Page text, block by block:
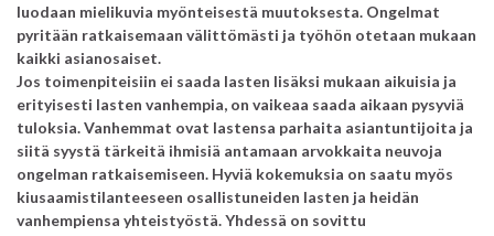
luodaan mielikuvia myönteisestä muutoksesta. Ongelmat
pyritään ratkaisemaan välittömästi ja työhön otetaan mukaan
kaikki asianosaiset.
Jos toimenpiteisiin ei saada lasten lisäksi mukaan aikuisia ja
erityisesti lasten vanhempia, on vaikeaa saada aikaan pysyviä
tuloksia. Vanhemmat ovat lastensa parhaita asiantuntijoita ja
siitä syystä tärkeitä ihmisiä antamaan arvokkaita neuvoja
ongelman ratkaisemiseen. Hyviä kokemuksia on saatu myös
kiusaamistilanteeseen osallistuneiden lasten ja heidän
vanhempiensa yhteistyöstä. Yhdessä on sovittu